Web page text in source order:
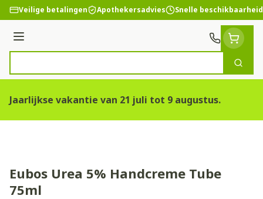
Ga naar de inhoud
Veilige betalingen Apothekersadvies Snelle beschikbaarheid
Menu
Zoek
Jaarlijkse vakantie van 21 juli tot 9 augustus.
Eubos Urea 5% Handcreme Tube
75ml